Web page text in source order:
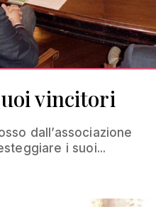
vincitori
dall’associazione
i suoi...